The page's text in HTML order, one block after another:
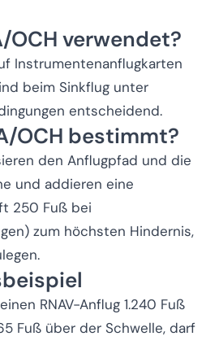
OCH verwendet?
Instrumentenanflugkarten
beim Sinkflug unter
entscheidend.
OCH bestimmt?
den Anflugpfad und die
und addieren eine
250 Fuß bei
zum höchsten Hindernis,
RNAV-Anflug 1.240 Fuß
Fuß über der Schwelle, darf